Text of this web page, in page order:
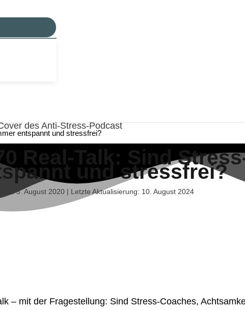
entspannt und stressfrei?
Real-Talk: Sind
und stressfrei?
3. August 2020 | Letzte Aktualisierung: 10. August 2024
– mit der Fragestellung: Sind Stress-Coaches,